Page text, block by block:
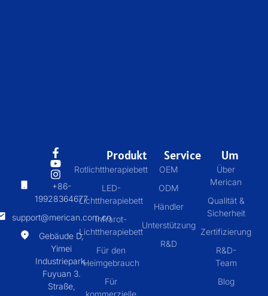
+86-
19928364677
support@merican.com.cn
Gebäude D,
Yimei
Industriepark,
Fuyuan 3.
Straße,
Produkt
Rotlichttherapiebett
LED-
Lichttherapiebett
Infrarot-
Lichttherapiebett
Für den
Heimgebrauch
Für
kommerzielle
Service
OEM
ODM
Händler
Unterstützung
R&D
Um
Über
Merican
Qualität &
Sicherheit
Zertifizierung
R&D-
Team
Blog